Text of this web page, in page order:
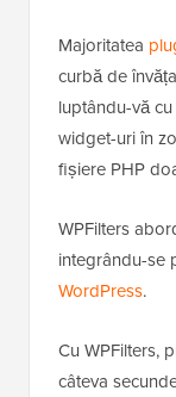
Majoritatea
curbă de
luptându-vă
widget-uri în
fișiere PHP
WPFilters
integrându-se
WordPress.
Cu WPFilters,
câteva